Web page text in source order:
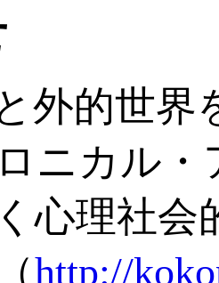
外的世界
ニカル
心理社会
http://